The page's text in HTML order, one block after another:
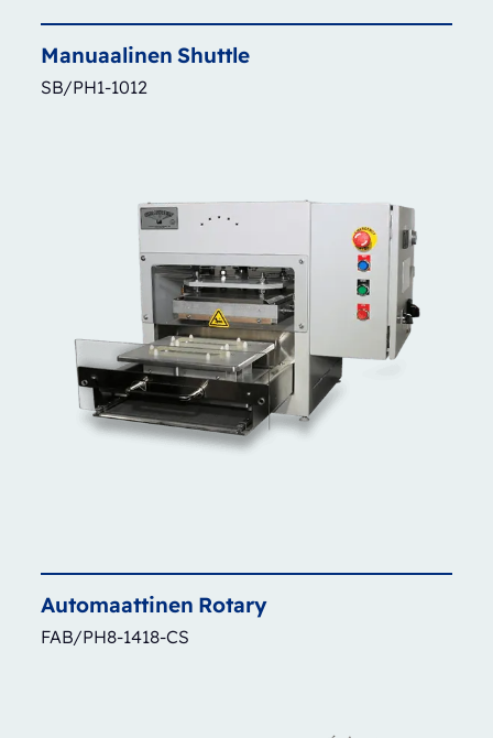
Manuaalinen Shuttle
SB/PH1-1012
Automaattinen Rotary
FAB/PH8-1418-CS